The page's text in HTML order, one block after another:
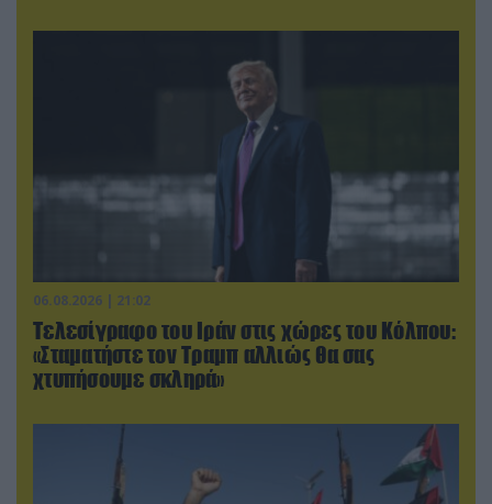
06.08.2026 | 21:02
Τελεσίγραφο του Ιράν στις χώρες του Κόλπου:
«Σταματήστε τον Τραμπ αλλιώς θα σας
χτυπήσουμε σκληρά»